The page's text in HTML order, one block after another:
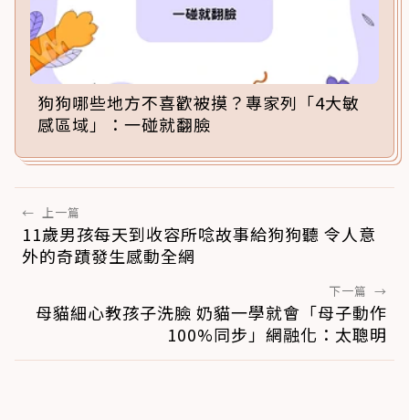
狗狗哪些地方不喜歡被摸？專家列「4大敏
感區域」：一碰就翻臉
← 上一篇
11歲男孩每天到收容所唸故事給狗狗聽 令人意
外的奇蹟發生感動全網
下一篇 →
母貓細心教孩子洗臉 奶貓一學就會「母子動作
100%同步」網融化：太聰明